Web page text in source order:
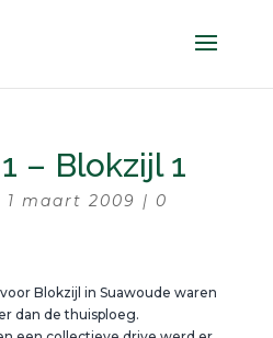
– Blokzijl 1
1 maart 2009 | 0
Blokzijl in Suawoude waren
dan de thuisploeg.